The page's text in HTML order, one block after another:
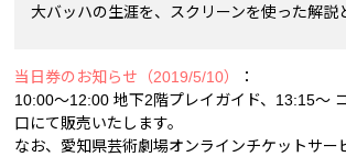
大バッハの生涯を、スクリーンを使った解説
当日券のお知らせ（2019/5/10）
：
10:00～12:00 地下2階プレイガイド、13:15～
口にて販売いたします。
なお、愛知県芸術劇場オンラインチケットサー